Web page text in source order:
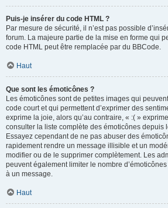
Puis-je insérer du code HTML ?
Par mesure de sécurité, il n’est pas possible
forum. La majeure partie de la mise en forme qui
code HTML peut être remplacée par du BBCode.
Haut
Que sont les émoticônes ?
Les émoticônes sont de petites images qui
code court et qui permettent d’exprimer des
exprime la joie, alors qu’au contraire, « :( »
consulter la liste complète des émoticônes depuis
Essayez cependant de ne pas abuser des
rapidement rendre un message illisible et un
modifier ou de le supprimer complètement. Les
peuvent également limiter le nombre
à un message.
Haut